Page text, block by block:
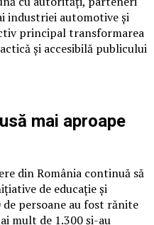
industriei automotive și
principal transformarea
și accesibilă publicului
mai aproape
din România continuă să
de educație și
persoane au fost rănite
mult de 1.300 și-au